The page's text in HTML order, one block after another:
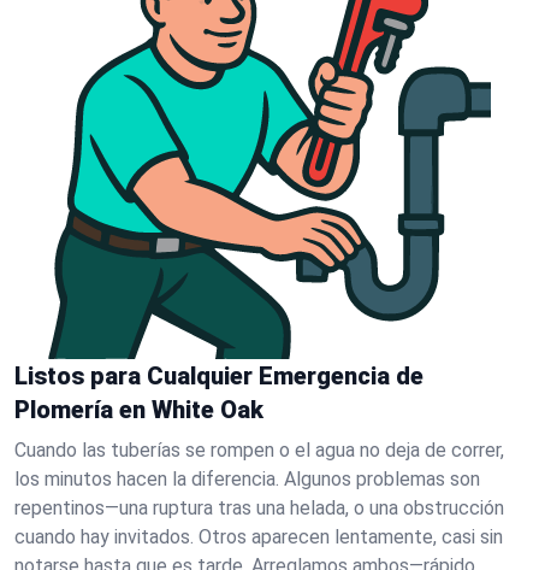
Listos para Cualquier Emergencia de
Plomería en White Oak
Cuando las tuberías se rompen o el agua no deja de correr,
los minutos hacen la diferencia. Algunos problemas son
repentinos—una ruptura tras una helada, o una obstrucción
cuando hay invitados. Otros aparecen lentamente, casi sin